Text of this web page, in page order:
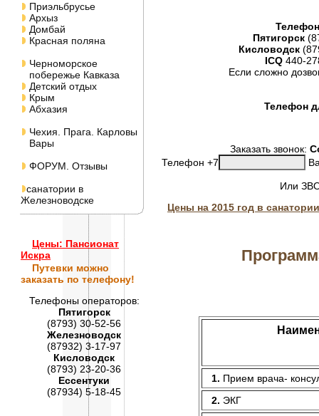
Приэльбрусье
Архыз
Домбай
Красная поляна
Черноморское
побережье Кавказа
Детский отдых
Крым
Абхазия
Чехия. Прага. Карловы
Вары
ФОРУМ. Отзывы
санатории в
Железноводске
Цены: Пансионат
Искра
Путевки можно
заказать по телефону!
Телефоны операторов:
Пятигорск
(8793) 30-52-56
Железноводск
(87932) 3-17-97
Кисловодск
(8793) 23-20-36
Ессентуки
(87934) 5-18-45
Пятигорск
Кисловодск
ICQ440-
Если сложно
Телефон
Заказать звонок:
Телефон +7
Или
Цены на 2015 год в
1. Прием врача-
2. ЭКГ